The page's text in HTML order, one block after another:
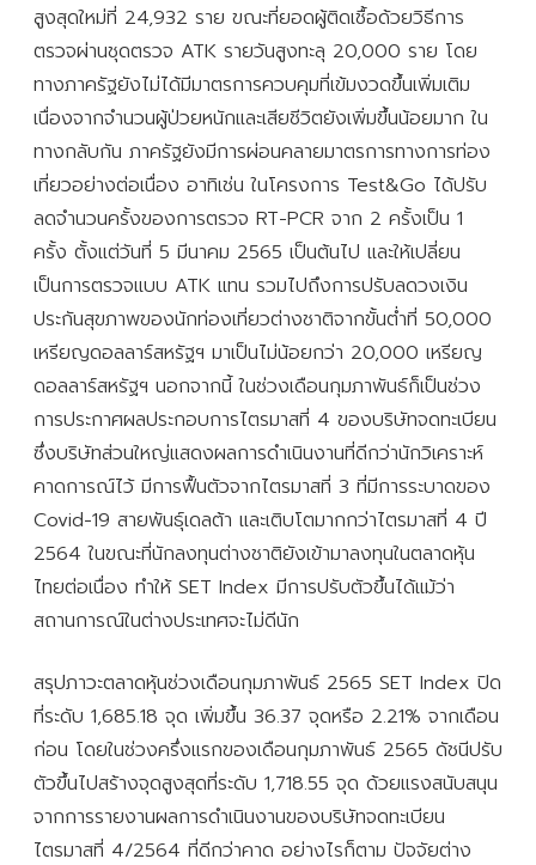
สูงสุดใหม่ที่ 24,932 ราย ขณะที่ยอดผู้ติดเชื้อด้วยวิธีการ
ตรวจผ่านชุดตรวจ ATK รายวันสูงทะลุ 20,000 ราย โดย
ทางภาครัฐยังไม่ได้มีมาตรการควบคุมที่เข้มงวดขึ้นเพิ่มเติม
เนื่องจากจำนวนผู้ป่วยหนักและเสียชีวิตยังเพิ่มขึ้นน้อยมาก ใน
ทางกลับกัน ภาครัฐยังมีการผ่อนคลายมาตรการทางการท่อง
เที่ยวอย่างต่อเนื่อง อาทิเช่น ในโครงการ Test&Go ได้ปรับ
ลดจำนวนครั้งของการตรวจ RT-PCR จาก 2 ครั้งเป็น 1
ครั้ง ตั้งแต่วันที่ 5 มีนาคม 2565 เป็นต้นไป และให้เปลี่ยน
เป็นการตรวจแบบ ATK แทน รวมไปถึงการปรับลดวงเงิน
ประกันสุขภาพของนักท่องเที่ยวต่างชาติจากขั้นต่ำที่ 50,000
เหรียญดอลลาร์สหรัฐฯ มาเป็นไม่น้อยกว่า 20,000 เหรียญ
ดอลลาร์สหรัฐฯ นอกจากนี้ ในช่วงเดือนกุมภาพันธ์ก็เป็นช่วง
การประกาศผลประกอบการไตรมาสที่ 4 ของบริษัทจดทะเบียน
ซึ่งบริษัทส่วนใหญ่แสดงผลการดำเนินงานที่ดีกว่านักวิเคราะห์
คาดการณ์ไว้ มีการฟื้นตัวจากไตรมาสที่ 3 ที่มีการระบาดของ
Covid-19 สายพันธุ์เดลต้า และเติบโตมากกว่าไตรมาสที่ 4 ปี
2564 ในขณะที่นักลงทุนต่างชาติยังเข้ามาลงทุนในตลาดหุ้น
ไทยต่อเนื่อง ทำให้ SET Index มีการปรับตัวขึ้นได้แม้ว่า
สถานการณ์ในต่างประเทศจะไม่ดีนัก
สรุปภาวะตลาดหุ้นช่วงเดือนกุมภาพันธ์ 2565 SET Index ปิด
ที่ระดับ 1,685.18 จุด เพิ่มขึ้น 36.37 จุดหรือ 2.21% จากเดือน
ก่อน โดยในช่วงครึ่งแรกของเดือนกุมภาพันธ์ 2565 ดัชนีปรับ
ตัวขึ้นไปสร้างจุดสูงสุดที่ระดับ 1,718.55 จุด ด้วยแรงสนับสนุน
จากการรายงานผลการดำเนินงานของบริษัทจดทะเบียน
ไตรมาสที่ 4/2564 ที่ดีกว่าคาด อย่างไรก็ตาม ปัจจัยต่าง